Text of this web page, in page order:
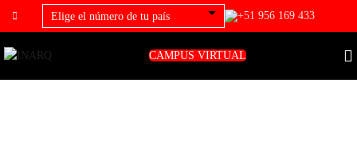
+51 956 169 433
CAMPUS VIRTUAL